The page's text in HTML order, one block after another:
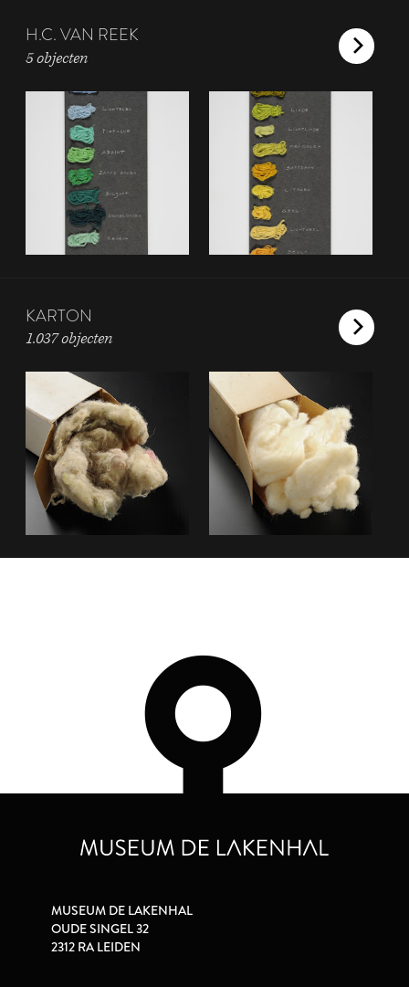
H.C. VAN REEK
5 objecten
KARTON
1.037 objecten
MUSEUM DE LAKENHAL
OUDE SINGEL 32
2312 RA LEIDEN